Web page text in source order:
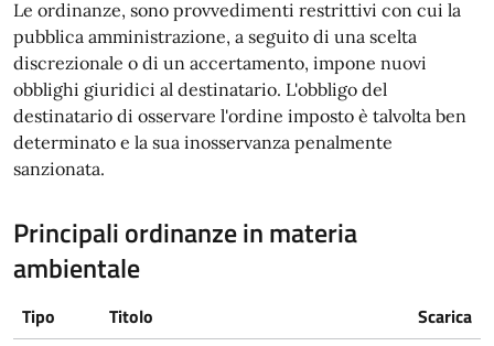
Le ordinanze, sono provvedimenti restrittivi con cui la
pubblica amministrazione, a seguito di una scelta
discrezionale o di un accertamento, impone nuovi
obblighi giuridici al destinatario. L'obbligo del
destinatario di osservare l'ordine imposto è talvolta ben
determinato e la sua inosservanza penalmente
sanzionata.
Principali ordinanze in materia
ambientale
Tipo Titolo Scarica